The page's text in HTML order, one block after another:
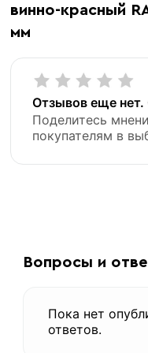
винно-красный
мм
Отзывов еще нет.
Поделитесь
покупателям в
Вопросы и
Пока нет
ответов.